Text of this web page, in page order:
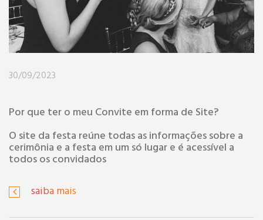
30/09/2023
Por que ter o meu Convite em forma de Site?
O site da festa reúne todas as informações sobre a
cerimônia e a festa em um só lugar e é acessível a
todos os convidados
saiba mais